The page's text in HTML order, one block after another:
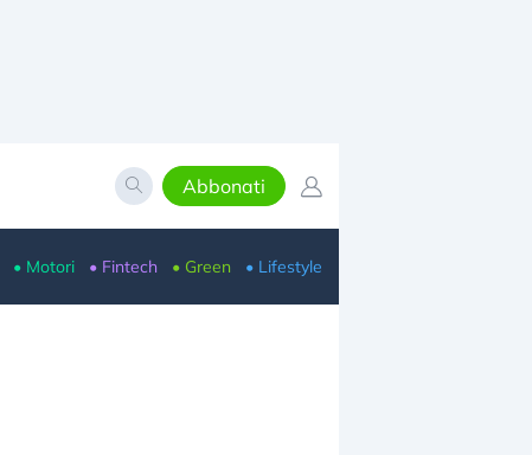
Abbonati
• Motori • Fintech • Green • Lifestyle